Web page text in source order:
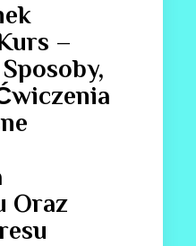
–
Oraz